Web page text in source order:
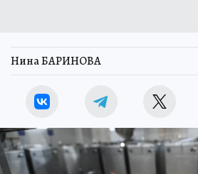
Нина БАРИНОВА